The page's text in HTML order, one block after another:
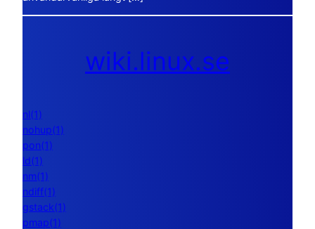
wiki.linux.se
nl(1)
nohup(1)
pon(1)
ld(1)
nm(1)
ndiff(1)
gstack(1)
pmap(1)